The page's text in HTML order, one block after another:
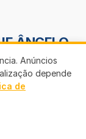
ÂNGELO -
Anúncios
depende
de